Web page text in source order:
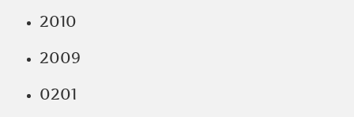
2010
2009
0201